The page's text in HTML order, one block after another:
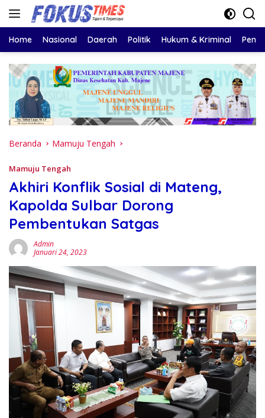
Langsung
Home Nasional Daerah Politik Hukum & Kriminal
Beranda Mamuju Tengah
Mamuju Tengah
Akhiri Konflik Sosial di Mateng,
Kapolda Sulbar Dorong
Pembentukan Satgas
Admin
Januari 24, 2023